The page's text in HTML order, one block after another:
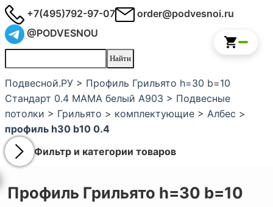
+7(495)792-97-07
order@podvesnoi.ru
@PODVESNOU
Подвесной.РУ > Профиль Грильято h=30 b=10
Стандарт 0.4 МАМА белый А903 > Подвесные
потолки > Грильято > комплектующие > Албес >
профиль h30 b10 0.4
Фильтр и категории товаров
Профиль Грильято h=30 b=10